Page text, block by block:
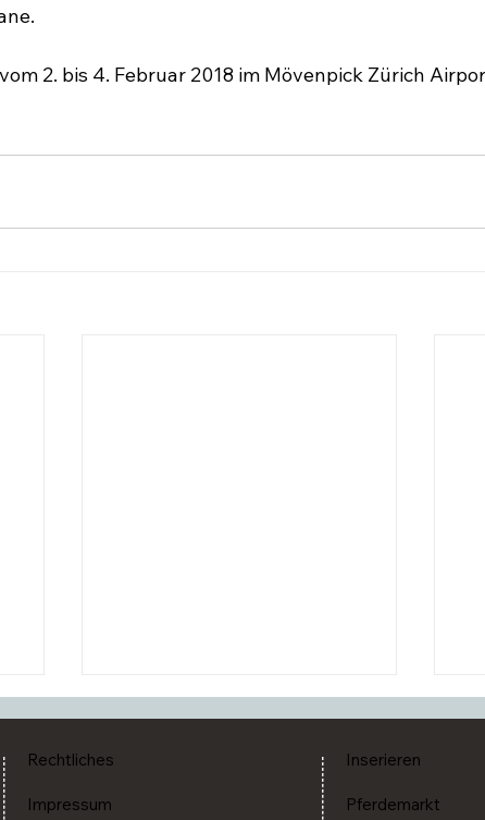
2. bis 4. Februar 2018 im Mövenpick Zürich
Rechtliches
Impressum
Inserieren
Pferdemarkt